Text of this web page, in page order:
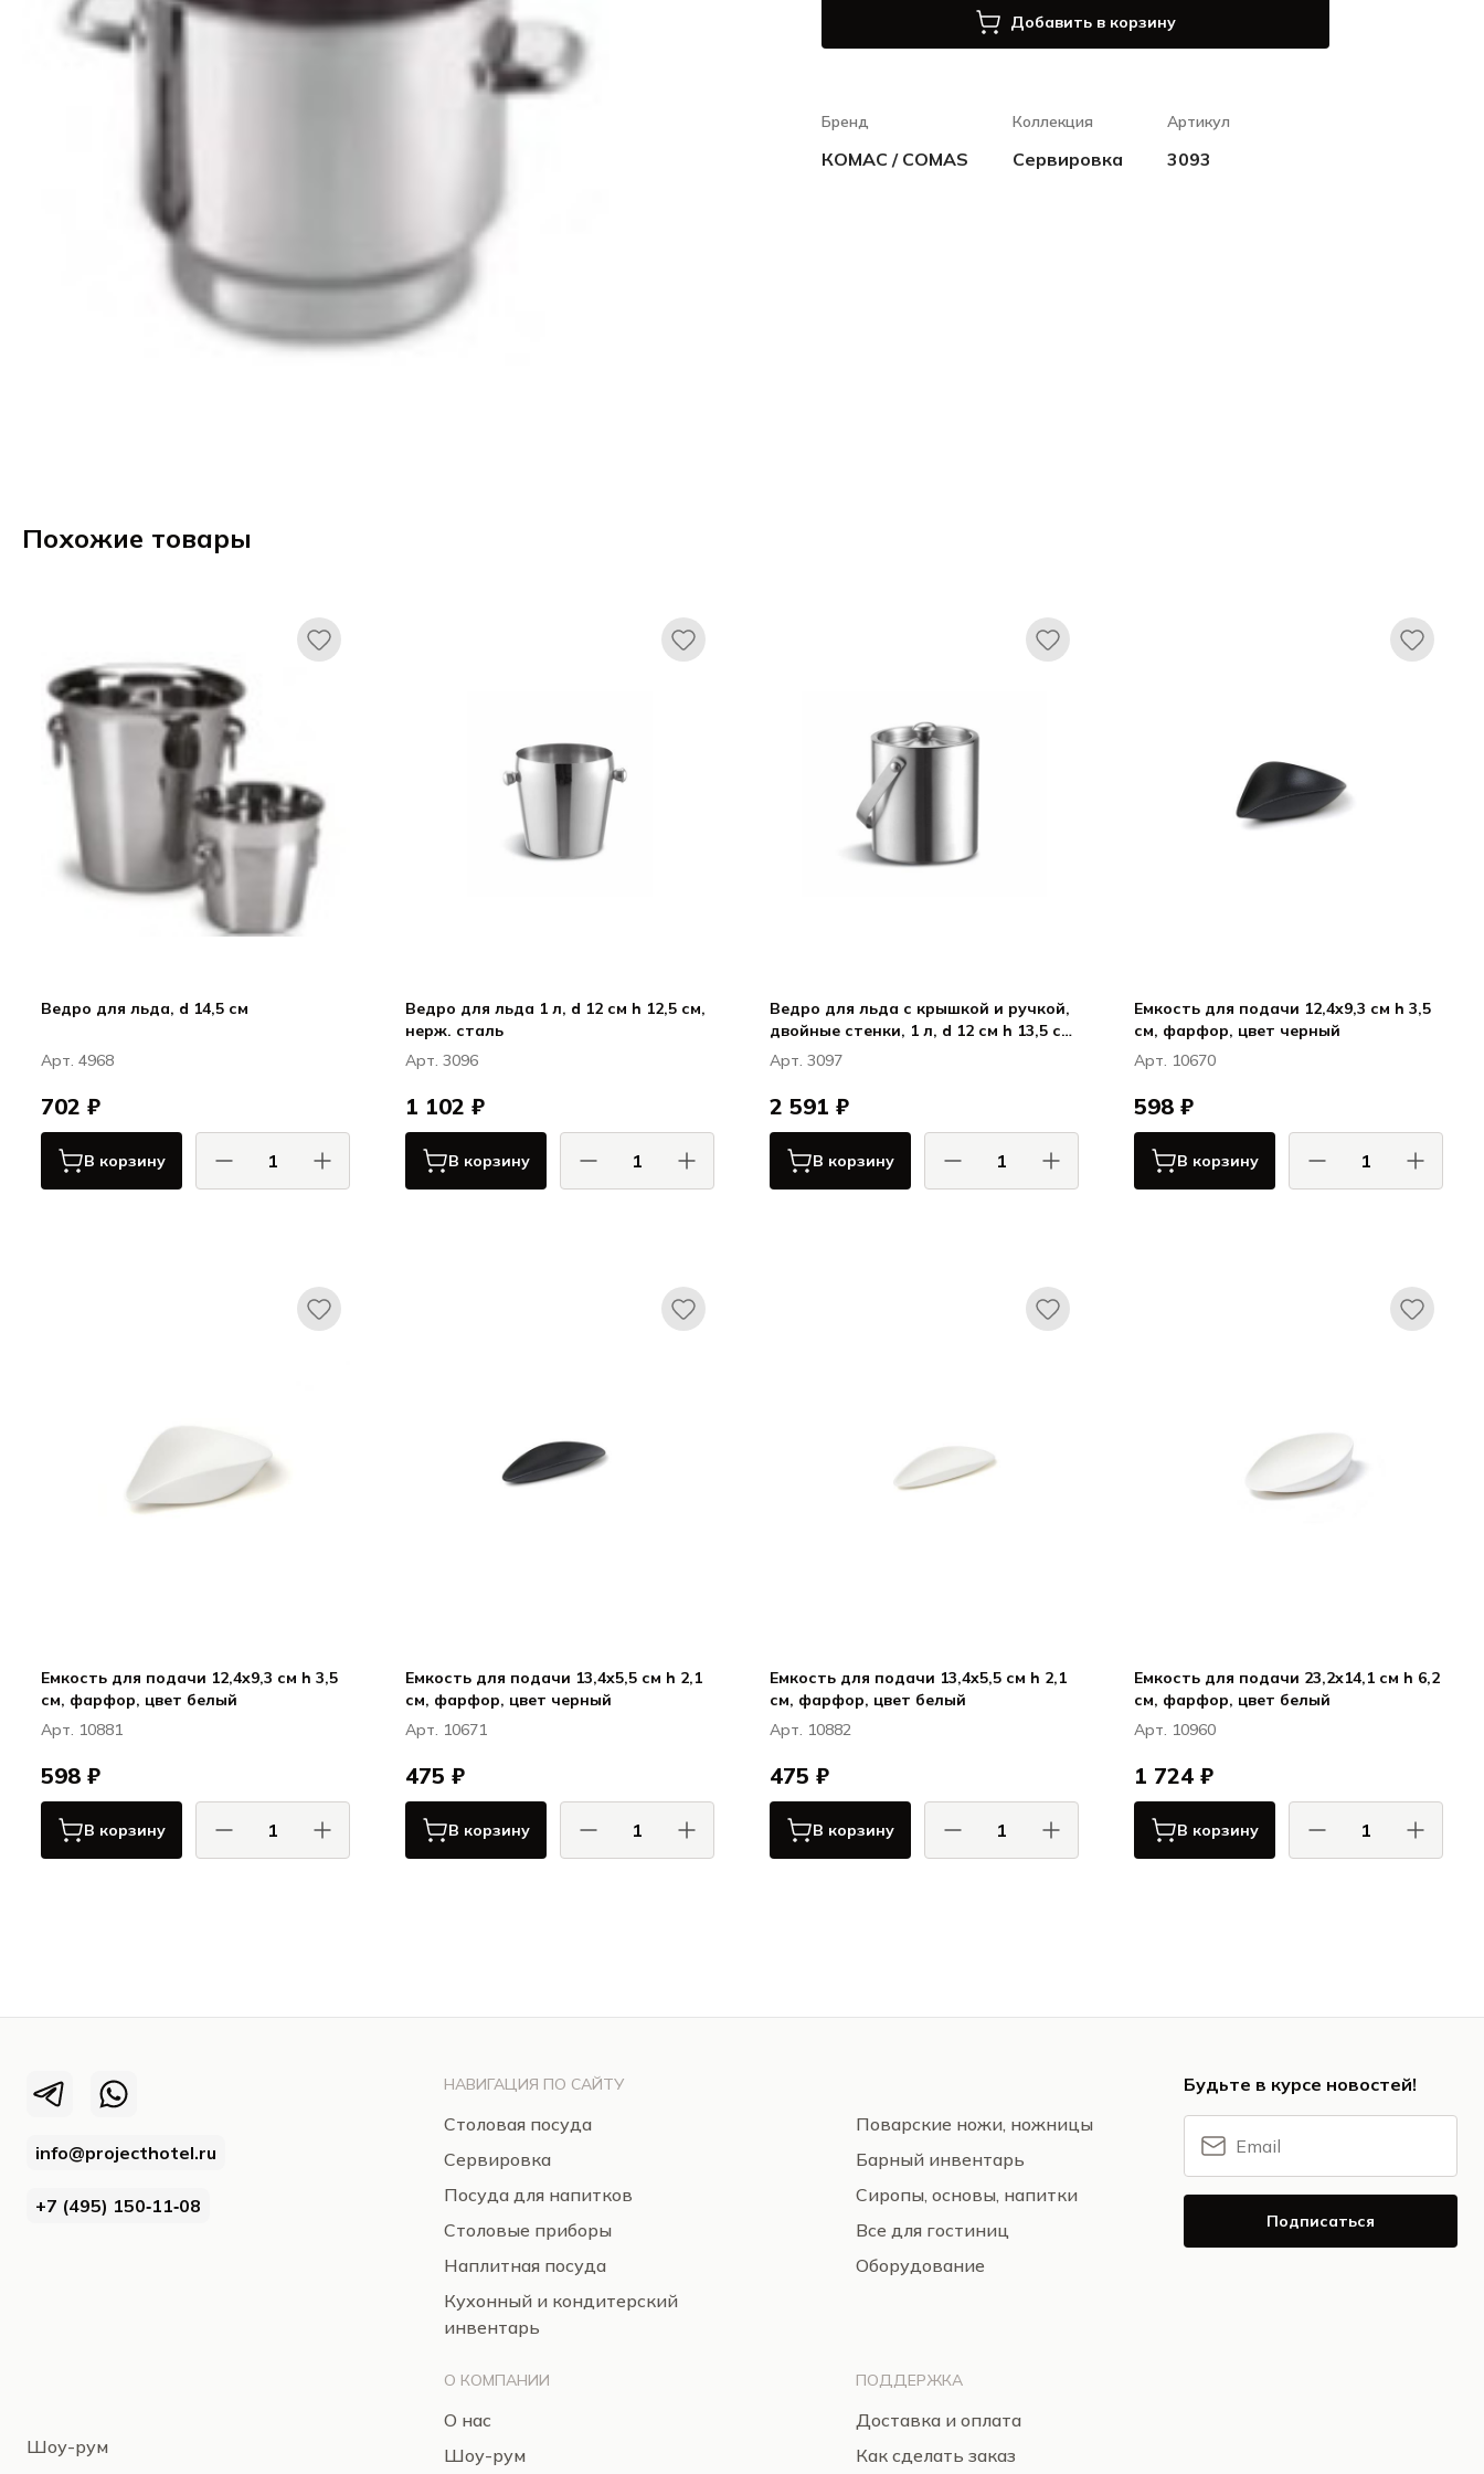
Все для гостиниц
Оборудование
Добавить в корзину
Бренд
КОМАС / COMAS
Коллекция
Сервировка
Артикул
3093
Похожие товары
Ведро для льда, d 14,5 см
Арт. 4968
702 ₽
В корзину
Ведро для льда 1 л, d 12 см h 12,5 см,
нерж. сталь
Арт. 3096
1 102 ₽
В корзину
Ведро для льда с крышкой и ручкой,
двойные стенки, 1 л, d 12 см h 13,5 см,
нерж. сталь
Арт. 3097
2 591 ₽
В корзину
Емкость для подачи 12,4x9,3 см h 3,5
см, фарфор, цвет черный
Арт. 10670
598 ₽
В корзину
Емкость для подачи 12,4x9,3 см h 3,5
см, фарфор, цвет белый
Арт. 10881
598 ₽
В корзину
Емкость для подачи 13,4x5,5 см h 2,1
см, фарфор, цвет черный
Арт. 10671
475 ₽
В корзину
Емкость для подачи 13,4x5,5 см h 2,1
см, фарфор, цвет белый
Арт. 10882
475 ₽
В корзину
Емкость для подачи 23,2x14,1 см h 6,2
см, фарфор, цвет белый
Арт. 10960
1 724 ₽
В корзину
info@projecthotel.ru
+7 (495) 150‑11‑08
Шоу-рум
НАВИГАЦИЯ ПО САЙТУ
Столовая посуда
Сервировка
Посуда для напитков
Столовые приборы
Наплитная посуда
Кухонный и кондитерский
инвентарь
Поварские ножи, ножницы
Барный инвентарь
Сиропы, основы, напитки
Все для гостиниц
Оборудование
О КОМПАНИИ
О нас
Шоу-рум
ПОДДЕРЖКА
Доставка и оплата
Как сделать заказ
Будьте в курсе новостей!
Подписаться